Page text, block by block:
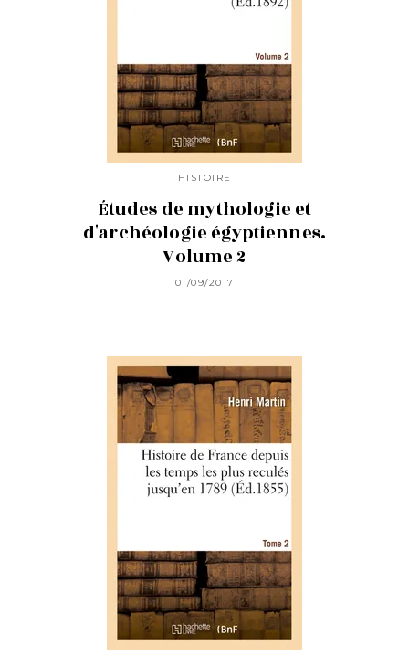
HISTOIRE
Études de mythologie et
d'archéologie égyptiennes.
Volume 2
01/09/2017